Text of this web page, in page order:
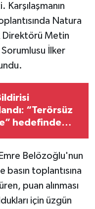
Karşılaşmanın
Natura
Direktörü Metin
Sorumlusu İlker
“Terörsüz
hedefinde
Belözoğlu'nun
basın toplantısına
puan alınması
için üzgün